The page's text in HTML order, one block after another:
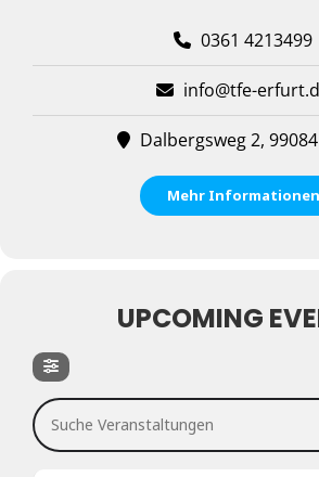
0361 4213499
info@tfe-
Dalbergsweg 2,
Mehr Informationen
UPCOMING
Suche Veranstaltungen